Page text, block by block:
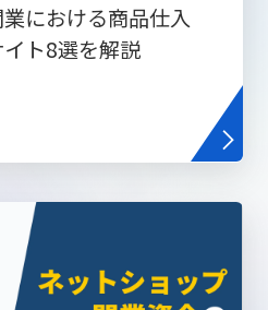
における商品仕入
ト8選を解説